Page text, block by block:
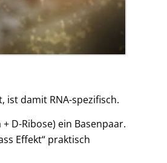
ist damit RNA-spezifisch.
D-Ribose) ein Basenpaar.
Effekt“ praktisch